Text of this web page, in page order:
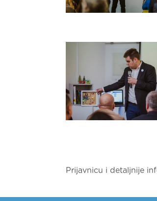
Prijavnicu i detaljnije